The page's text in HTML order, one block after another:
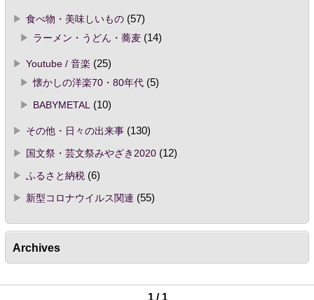
食べ物・美味しいもの(57)
ラーメン・うどん・蕎麦(14)
Youtube / 音楽 (25)
懐かしの洋楽70・80年代(5)
BABYMETAL(10)
その他・日々の出来事(130)
国文祭・芸文祭みやざき2020(12)
ふるさと納税(6)
新型コロナウイルス関連 (55)
Archives
1 / 1